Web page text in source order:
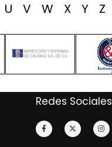
U V W X Y Z
Redes Sociales